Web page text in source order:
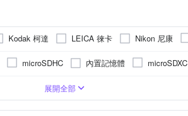
Kodak 柯達 LEICA 徠卡 Nikon 尼康
microSDHC 內置記憶體 microSDXC
無
1601萬~2000萬像素
可觸控式螢幕
即可拍 單眼
CMOS
8~20倍變焦鏡頭
展開全部